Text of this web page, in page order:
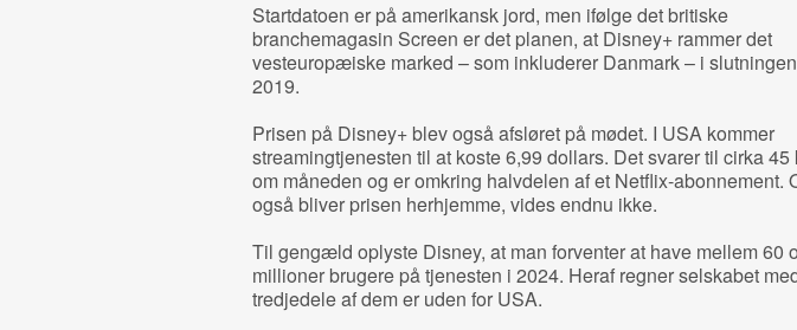
Startdatoen er på amerikansk jord, men ifølge det britiske
branchemagasin Screen er det planen, at Disney+ rammer det
vesteuropæiske marked – som inkluderer Danmark – i
2019.
Prisen på Disney+ blev også afsløret på mødet. I USA kommer
streamingtjenesten til at koste 6,99 dollars. Det svarer til cirka 45
om måneden og er omkring halvdelen af et Netflix-abonnement.
også bliver prisen herhjemme, vides endnu ikke.
Til gengæld oplyste Disney, at man forventer at have mellem 60
millioner brugere på tjenesten i 2024. Heraf regner selskabet
tredjedele af dem er uden for USA.